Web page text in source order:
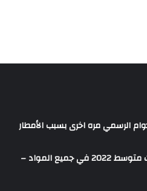
الرسمي مره اخرى بسبب الأمطار
الدروس المحذوفة من صف الثالث متوسط 2022 في جميع المواد –